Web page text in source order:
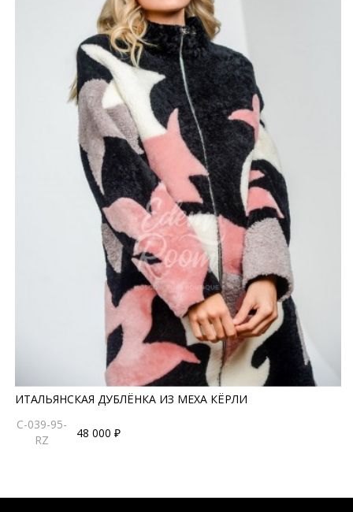
ИТАЛЬЯНСКАЯ ДУБЛЁНКА ИЗ МЕХА КЁРЛИ
C-039-95-
RZ
48 000 ₽